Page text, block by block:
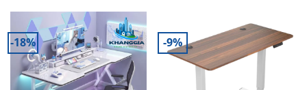
730.000 ₫.
-18% -9%